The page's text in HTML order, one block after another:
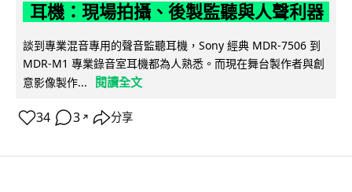
耳機：現場拍攝、後製監聽與人聲利器
談到專業混音專用的聲音監聽耳機，Sony 經典 MDR-7506 到
MDR-M1 專業錄音室耳機都為人熟悉。而現在舞台製作者與創
意影像製作...
閱讀全文
34 3 ↗ 分享